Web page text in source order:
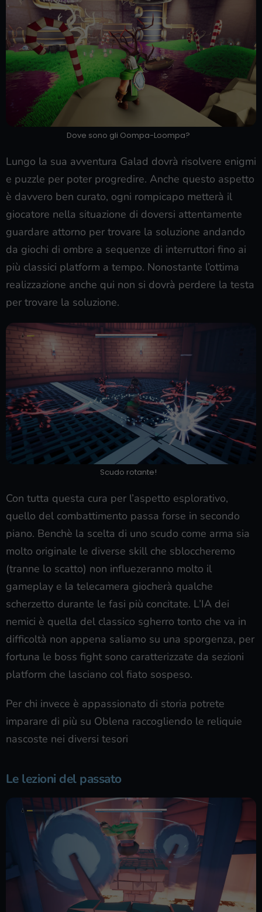
Dove sono gli Oompa-Loompa?
Lungo la sua avventura Galad dovrà risolvere enigmi
e puzzle per poter progredire. Anche questo aspetto
è davvero ben curato, ogni rompicapo metterà il
giocatore nella situazione di doversi attentamente
guardare attorno per trovare la soluzione andando
da giochi di ombre a sequenze di interruttori fino ai
più classici platform a tempo. Nonostante l’ottima
realizzazione anche qui non si dovrà perdere la testa
per trovare la soluzione.
Scudo rotante!
Con tutta questa cura per l’aspetto esplorativo,
quello del combattimento passa forse in secondo
piano. Benchè la scelta di uno scudo come arma sia
molto originale le diverse skill che sbloccheremo
(tranne lo scatto) non influezeranno molto il
gameplay e la telecamera giocherà qualche
scherzetto durante le fasi più concitate. L’IA dei
nemici è quella del classico sgherro tonto che va in
difficoltà non appena saliamo su una sporgenza, per
fortuna le boss fight sono caratterizzate da sezioni
platform che lasciano col fiato sospeso.
Per chi invece è appassionato di storia potrete
imparare di più su Oblena raccogliendo le reliquie
nascoste nei diversi tesori
Le lezioni del passato